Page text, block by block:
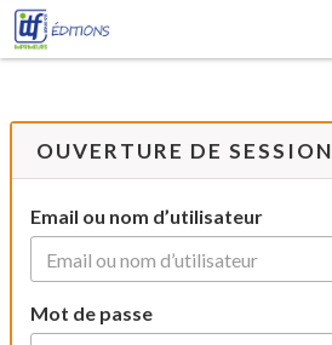
OUVERTURE DE SESSION
Email ou nom d’utilisateur
Mot de passe